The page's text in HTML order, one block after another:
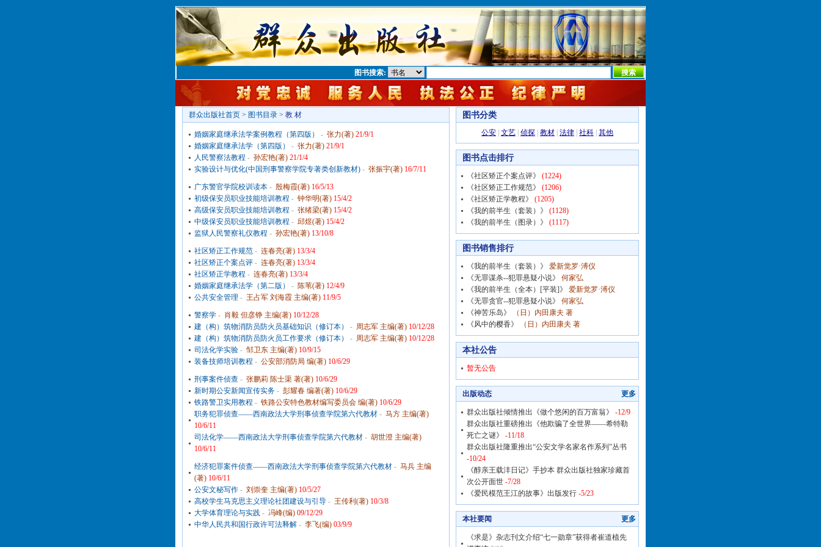
图书搜索:
群众出版社首页 > 图书目录 > 教 材
婚姻家庭继承法学案例教程（第四版） - 张力(著) 21/9/1
婚姻家庭继承法学（第四版）
- 张力(著) 21/9/1
人民警察法教程 - 孙宏艳(著) 21/1/4
实验设计与优化(中国刑事警察学院专著类创新教材) - 张振宇(著) 16/7/11
广东警官学院校训读本 - 殷梅霞(著) 16/5/13
初级保安员职业技能培训教程 - 钟华明(著) 15/4/2
高级保安员职业技能培训教程 - 张绪梁(著) 15/4/2
中级保安员职业技能培训教程 - 邱煜(著) 15/4/2
监狱人民警察礼仪教程 - 孙宏艳(著) 13/10/8
社区矫正工作规范 - 连春亮(著) 13/3/4
社区矫正个案点评 - 连春亮(著) 13/3/4
社区矫正学教程 - 连春亮(著) 13/3/4
婚姻家庭继承法学（第二版）
- 陈苇(著) 12/4/9
公共安全管理 - 王占军 刘海霞 主编(著) 11/9/5
警察学 - 肖毅 但彦铮 主编(著) 10/12/28
建（构）筑物消防员防火员基础知识（修订本）
- 周志军 主编(著) 10/12/28
建（构）筑物消防员防火员工作要求（修订本）
- 周志军 主编(著) 10/12/28
司法化学实验 - 邹卫东 主编(著) 10/9/15
装备技师培训教程 - 公安部消防局 编(著) 10/6/29
刑事案件侦查 - 张鹏莉 陈士渠 著(著) 10/6/29
新时期公安新闻宣传实务 - 彭耀春 编著(著) 10/6/29
铁路警卫实用教程 - 铁路公安特色教材编写委员会 编(著) 10/6/29
职务犯罪侦查——西南政法大学刑事侦查学院第六代教材 - 马方 主编(著)
10/6/11
司法化学——西南政法大学刑事侦查学院第六代教材 - 胡世澄 主编(著)
10/6/11
经济犯罪案件侦查——西南政法大学刑事侦查学院第六代教材 - 马兵 主编
(著) 10/6/11
公安文秘写作 - 刘崇奎 主编(著) 10/5/27
高校学生马克思主义理论社团建设与引导 - 王传利(著) 10/3/8
大学体育理论与实践 - 冯峰(编) 09/12/29
中华人民共和国行政许可法释解 - 李飞(编) 03/9/9
图书分类
公安 文艺 侦探 教材 法律 社科 其他
图书点击排行
《社区矫正个案点评》
(1224)
《社区矫正工作规范》
(1206)
《社区矫正学教程》
(1205)
《我的前半生（套装）》
(1128)
《我的前半生（图录）》
(1117)
图书销售排行
《我的前半生（套装）》
爱新觉罗·溥仪
《无罪谋杀--犯罪悬疑小说》
何家弘
《我的前半生（全本）[平装]》
爱新觉罗·溥仪
《无罪贪官--犯罪悬疑小说》
何家弘
《神苦乐岛》
（日）内田康夫 著
《风中的樱香》
（日）内田康夫 著
本社公告
暂无公告
出版动态 更多
群众出版社倾情推出《做个悠闲的百万富翁》
-12/9
群众出版社重磅推出《他欺骗了全世界——希特勒
死亡之谜》
-11/18
群众出版社隆重推出“公安文学名家名作系列”丛书
-10/24
《醇亲王载沣日记》手抄本 群众出版社独家珍藏首
次公开面世 -7/28
《爱民模范王江的故事》出版发行 -5/23
本社要闻 更多
《求是》杂志刊文介绍“七一勋章”获得者崔道植先